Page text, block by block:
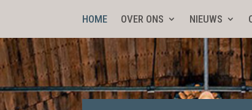
HOME OVER ONS NIEUWS